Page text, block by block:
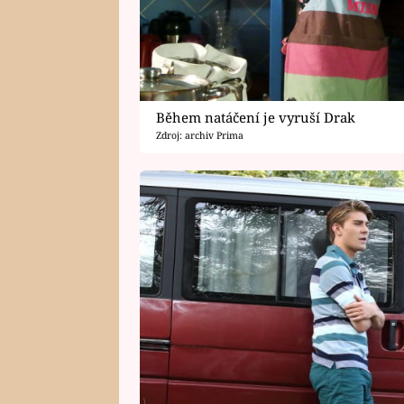
Během natáčení je vyruší Drak
Zdroj: archiv Prima